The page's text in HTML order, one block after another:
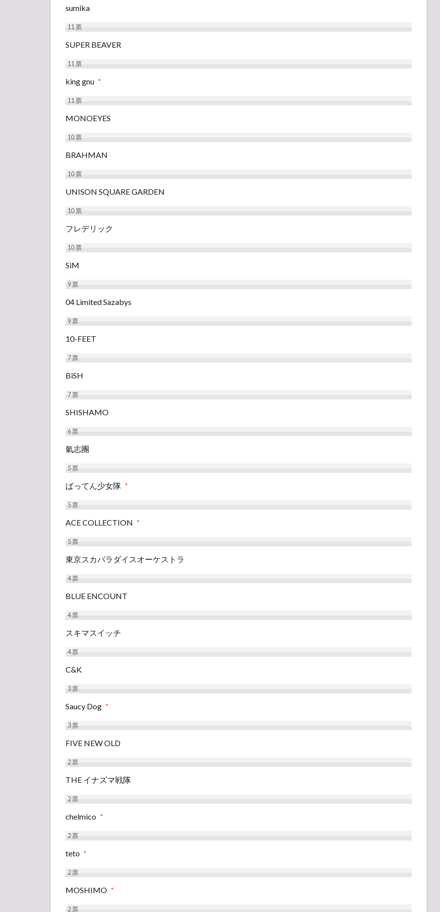
sumika
11票
SUPER BEAVER
11票
king gnu *
11票
MONOEYES
10票
BRAHMAN
10票
UNISON SQUARE GARDEN
10票
フレデリック
10票
SiM
9票
04 Limited Sazabys
9票
10-FEET
7票
BiSH
7票
SHISHAMO
6票
氣志團
5票
ばってん少女隊 *
5票
ACE COLLECTION *
5票
東京スカパラダイスオーケストラ
4票
BLUE ENCOUNT
4票
スキマスイッチ
4票
C&K
3票
Saucy Dog *
3票
FIVE NEW OLD
2票
THE イナズマ戦隊
2票
chelmico *
2票
teto *
2票
MOSHIMO *
2票